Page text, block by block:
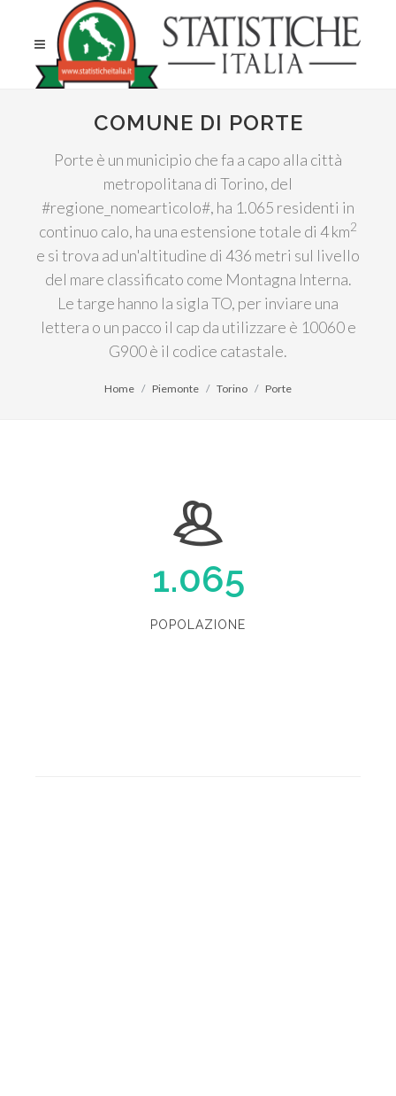
COMUNE DI PORTE
Porte è un municipio che fa a capo alla città
metropolitana di Torino, del
#regione_nomearticolo#, ha 1.065 residenti in
continuo calo, ha una estensione totale di 4 km2
e si trova ad un'altitudine di 436 metri sul livello
del mare classificato come Montagna Interna.
Le targe hanno la sigla TO, per inviare una
lettera o un pacco il cap da utilizzare è 10060 e
G900 è il codice catastale.
Home Piemonte Torino Porte
1.065
POPOLAZIONE